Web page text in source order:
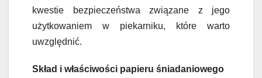
kwestie bezpieczeństwa związane z jego
użytkowaniem w piekarniku, które warto
uwzględnić.
Skład i właściwości papieru śniadaniowego